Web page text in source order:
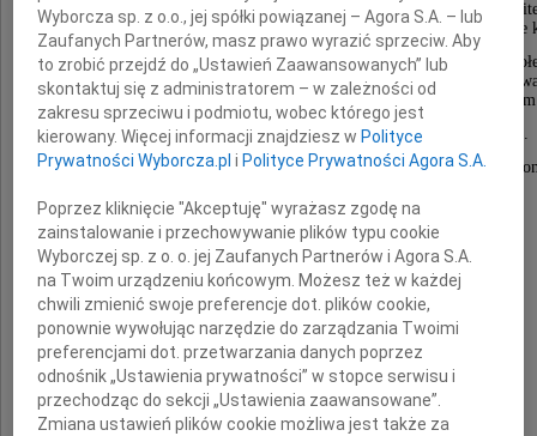
kształtował zasady demokratycznego ustroju w III
pełnił kierownicze funkcje w bankowości w województwie
Przez długie lata aktywnie działał w organizacjach
użyteczności publicznej jako Prezydent Śląskiej Izby
Rady Fundatorów Regionalnej Fundacji Pomocy
Prezesa Śląskiego Związku Piłki Koszykowej.
Uhonorowany licznymi odznaczeniami w tym Krzyżem
Wyrazy największego współczucia
Żonie i Rodzinie Zmarłego
Składają
Wyborcza sp. z o.o., jej spółki powiązanej – Agora S.A. – lub
Zaufanych Partnerów, masz prawo wyrazić sprzeciw. Aby
to zrobić przejdź do „Ustawień Zaawansowanych” lub
skontaktuj się z administratorem – w zależności od
zakresu sprzeciwu i podmiotu, wobec którego jest
kierowany. Więcej informacji znajdziesz w Polityce
Prywatności Wyborcza.pl i Polityce Prywatności Agora S.A.
Poprzez kliknięcie "Akceptuję" wyrażasz zgodę na
zainstalowanie i przechowywanie plików typu cookie
Wyborczej sp. z o. o. jej Zaufanych Partnerów i Agora S.A.
na Twoim urządzeniu końcowym. Możesz też w każdej
chwili zmienić swoje preferencje dot. plików cookie,
ponownie wywołując narzędzie do zarządzania Twoimi
preferencjami dot. przetwarzania danych poprzez
odnośnik „Ustawienia prywatności” w stopce serwisu i
przechodząc do sekcji „Ustawienia zaawansowane”.
Zmiana ustawień plików cookie możliwa jest także za